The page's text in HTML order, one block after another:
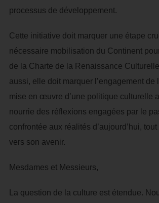
processus de développement.
Cette initiative doit marquer une étape
nécessaire mobilisation du Continent
de la Charte de la Renaissance
aussi, elle doit marquer l’engagement de
mise en œuvre d’une politique culturelle
nourrie des réflexions engagées par le
confrontée aux réalités d’aujourd’hui,
vers son avenir.
Mesdames et Messieurs,
La question de la culture est étendue.